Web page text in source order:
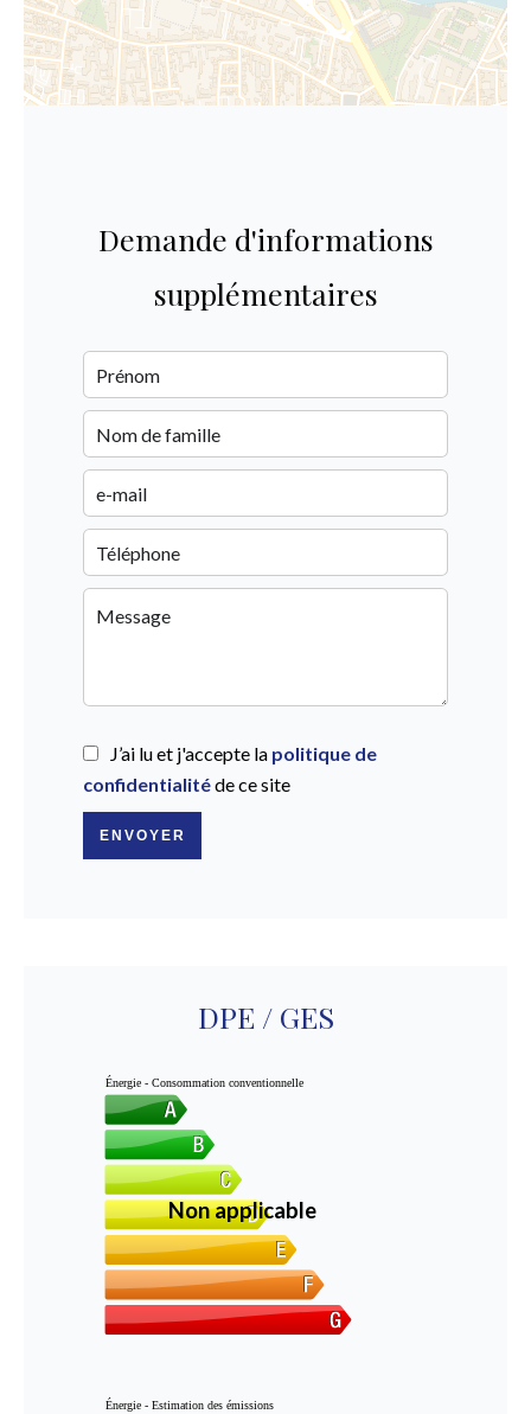
Demande d'informations
supplémentaires
J’ai lu et j'accepte la politique de
confidentialitéde ce site
ENVOYER
DPE / GES
Énergie - Consommation conventionnelle
Non applicable
Énergie - Estimation des émissions